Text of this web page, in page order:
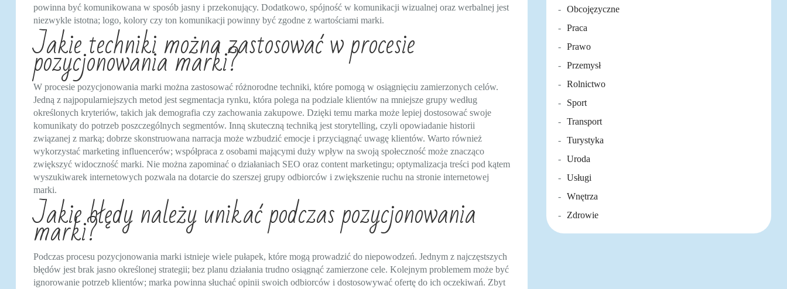
powinna być komunikowana w sposób jasny i przekonujący. Dodatkowo, spójność w komunikacji wizualnej oraz werbalnej jest
niezwykle istotna; logo, kolory czy ton komunikacji powinny być zgodne z wartościami marki.
Jakie techniki można zastosować w procesie
pozycjonowania marki?
W procesie pozycjonowania marki można zastosować różnorodne techniki, które pomogą w osiągnięciu zamierzonych celów.
Jedną z najpopularniejszych metod jest segmentacja rynku, która polega na podziale klientów na mniejsze grupy według
określonych kryteriów, takich jak demografia czy zachowania zakupowe. Dzięki temu marka może lepiej dostosować swoje
komunikaty do potrzeb poszczególnych segmentów. Inną skuteczną techniką jest storytelling, czyli opowiadanie historii
związanej z marką; dobrze skonstruowana narracja może wzbudzić emocje i przyciągnąć uwagę klientów. Warto również
wykorzystać marketing influencerów; współpraca z osobami mającymi duży wpływ na swoją społeczność może znacząco
zwiększyć widoczność marki. Nie można zapominać o działaniach SEO oraz content marketingu; optymalizacja treści pod kątem
wyszukiwarek internetowych pozwala na dotarcie do szerszej grupy odbiorców i zwiększenie ruchu na stronie internetowej
marki.
Jakie błędy należy unikać podczas pozycjonowania
marki?
Podczas procesu pozycjonowania marki istnieje wiele pułapek, które mogą prowadzić do niepowodzeń. Jednym z najczęstszych
błędów jest brak jasno określonej strategii; bez planu działania trudno osiągnąć zamierzone cele. Kolejnym problemem może być
ignorowanie potrzeb klientów; marka powinna słuchać opinii swoich odbiorców i dostosowywać ofertę do ich oczekiwań. Zbyt
Obcojęzyczne
Praca
Prawo
Przemysł
Rolnictwo
Sport
Transport
Turystyka
Uroda
Usługi
Wnętrza
Zdrowie